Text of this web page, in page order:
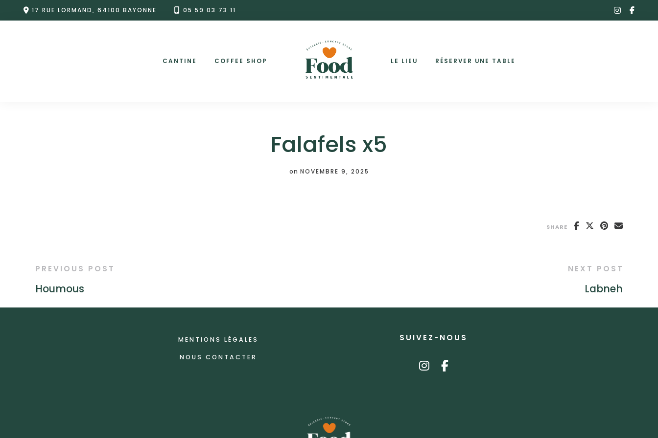
to
17 RUE LORMAND, 64100 BAYONNE 05 59 03 73 11
CANTINE COFFEE SHOP LE LIEU RÉSERVER UNE TABLE
Falafels x5
on NOVEMBRE 9, 2025
SHARE
PREVIOUS POST
Houmous
NEXT POST
Labneh
MENTIONS LÉGALES
NOUS CONTACTER
SUIVEZ-NOUS
instagramfacebook-f